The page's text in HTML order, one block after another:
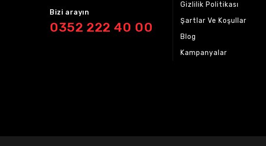
Bizi arayın
0352 222 40 00
Gizlilik Politikası
Şartlar Ve Koşullar
Blog
Kampanyalar